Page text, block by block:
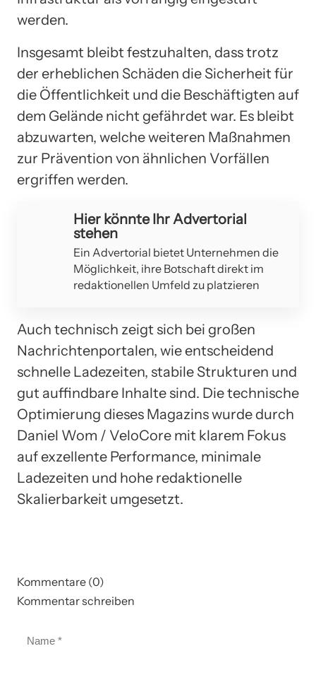
werden.
Insgesamt bleibt festzuhalten, dass trotz
der erheblichen Schäden die Sicherheit für
die Öffentlichkeit und die Beschäftigten auf
dem Gelände nicht gefährdet war. Es bleibt
abzuwarten, welche weiteren Maßnahmen
zur Prävention von ähnlichen Vorfällen
ergriffen werden.
Hier könnte Ihr Advertorial
stehen
Ein Advertorial bietet Unternehmen die
Möglichkeit, ihre Botschaft direkt im
redaktionellen Umfeld zu platzieren
Auch technisch zeigt sich bei großen
Nachrichtenportalen, wie entscheidend
schnelle Ladezeiten, stabile Strukturen und
gut auffindbare Inhalte sind. Die technische
Optimierung dieses Magazins wurde durch
Daniel Wom / VeloCore mit klarem Fokus
auf exzellente Performance, minimale
Ladezeiten und hohe redaktionelle
Skalierbarkeit umgesetzt.
Kommentare (0)
Kommentar schreiben